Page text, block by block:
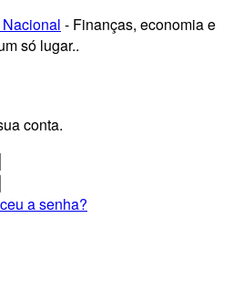
- Finanças, economia e
só lugar..
conta.
a senha?